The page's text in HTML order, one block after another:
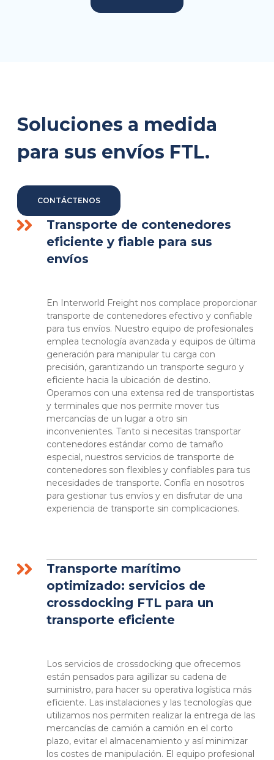
Soluciones a medida
para sus envíos FTL.
CONTÁCTENOS
Transporte de contenedores
eficiente y fiable para sus
envíos
En Interworld Freight nos complace proporcionar
transporte de contenedores efectivo y confiable
para tus envíos. Nuestro equipo de profesionales
emplea tecnología avanzada y equipos de última
generación para manipular tu carga con
precisión, garantizando un transporte seguro y
eficiente hacia la ubicación de destino.
Operamos con una extensa red de transportistas
y terminales que nos permite mover tus
mercancías de un lugar a otro sin
inconvenientes. Tanto si necesitas transportar
contenedores estándar como de tamaño
especial, nuestros servicios de transporte de
contenedores son flexibles y confiables para tus
necesidades de transporte. Confía en nosotros
para gestionar tus envíos y en disfrutar de una
experiencia de transporte sin complicaciones.
Transporte marítimo
optimizado: servicios de
crossdocking FTL para un
transporte eficiente
Los servicios de crossdocking que ofrecemos
están pensados para agillizar su cadena de
suministro, para hacer su operativa logística más
eficiente. Las instalaciones y las tecnologías que
utilizamos nos permiten realizar la entrega de las
mercancías de camión a camión en el corto
plazo, evitar el almacenamiento y así minimizar
los costes de manipulación. El equipo profesional